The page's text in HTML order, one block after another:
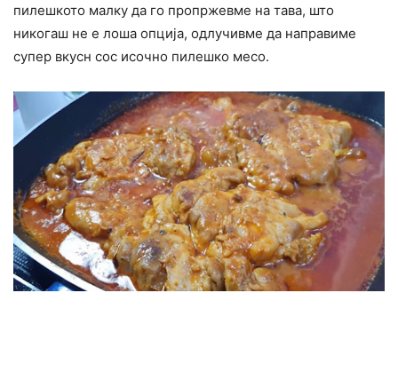
пилешкото малку да го пропржевме на тава, што
никогаш не е лоша опција, одлучивме да направиме
супер вкусн сос исочно пилешко месо.